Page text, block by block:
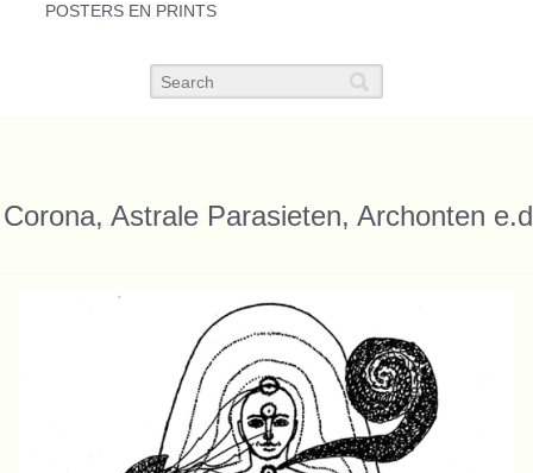
POSTERS EN PRINTS
Astrale Parasieten, Archonten e.d